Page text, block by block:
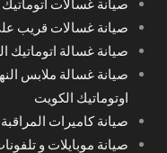
صيانة غسالات
صيانة غسالات قريب
صيانة غسالة اتوماتيك
اوتوماتيك الكويت
صيانة كاميرات
صيانة موبايلات و